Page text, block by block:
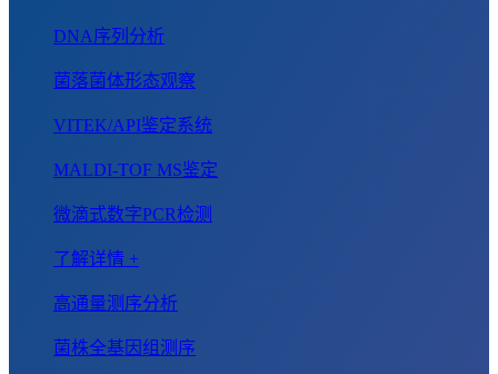
DNA序列分析
菌落菌体形态观察
VITEK/API鉴定系统
MALDI-TOF MS鉴定
微滴式数字PCR检测
了解详情 +
高通量测序分析
菌株全基因组测序